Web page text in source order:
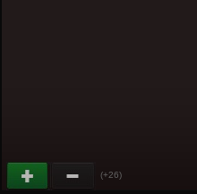
(+26)